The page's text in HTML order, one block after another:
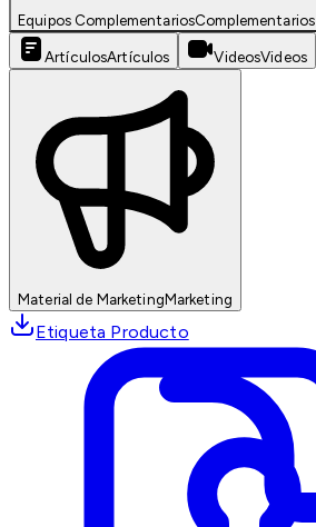
Equipos ComplementariosComplementarios
ArtículosArtículos VideosVideos
Material de MarketingMarketing
Etiqueta Producto